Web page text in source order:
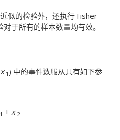
似的检验外，还执行 Fisher
于所有的样本数量均有效。
x 1 ) 中的事件数服从具有如下参
1 +x 2